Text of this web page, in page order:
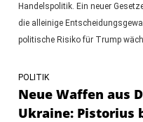
Handelspolitik. Ein neuer
die alleinige
politische Risiko für Trump
POLITIK
Neue Waffen aus
Ukraine: Pistorius